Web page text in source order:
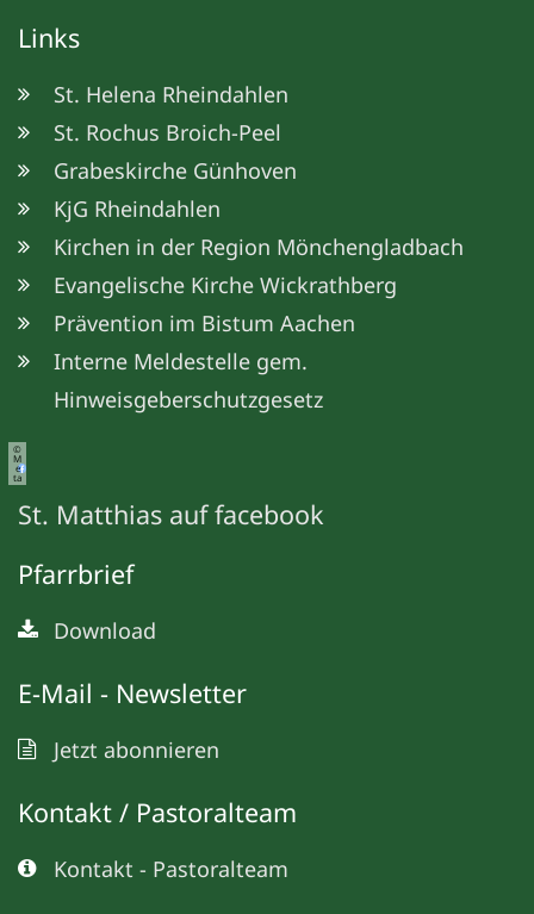
Links
St. Helena Rheindahlen
St. Rochus Broich-Peel
Grabeskirche Günhoven
KjG Rheindahlen
Kirchen in der Region Mönchengladbach
Evangelische Kirche Wickrathberg
Prävention im Bistum Aachen
Interne Meldestelle gem.
Hinweisgeberschutzgesetz
©
M
e
ta
St. Matthias auf facebook
Pfarrbrief
Download
E-Mail - Newsletter
Jetzt abonnieren
Kontakt / Pastoralteam
Kontakt - Pastoralteam